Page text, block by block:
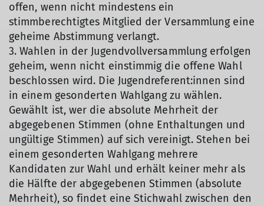
offen, wenn nicht mindestens ein
stimmberechtigtes Mitglied der Versammlung eine
geheime Abstimmung verlangt.
3. Wahlen in der Jugendvollversammlung erfolgen
geheim, wenn nicht einstimmig die offene Wahl
beschlossen wird. Die Jugendreferent:innen sind
in einem gesonderten Wahlgang zu wählen.
Gewählt ist, wer die absolute Mehrheit der
abgegebenen Stimmen (ohne Enthaltungen und
ungültige Stimmen) auf sich vereinigt. Stehen bei
einem gesonderten Wahlgang mehrere
Kandidaten zur Wahl und erhält keiner mehr als
die Hälfte der abgegebenen Stimmen (absolute
Mehrheit), so findet eine Stichwahl zwischen den